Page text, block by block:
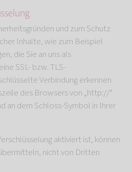
und zum Schutz
Inhalte, wie zum Beispiel
die Sie an uns als
SSL- bzw. TLS-
Verbindung erkennen
des Browsers von „http://“
an dem Schloss-Symbol in Ihrer
aktiviert ist, können
nicht von Dritten